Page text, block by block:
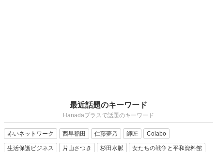
最近話題のキーワード
Hanadaプラスで話題のキーワード
赤いネットワーク 西早稲田 仁藤夢乃 師匠 Colabo
生活保護ビジネス 片山さつき 杉田水脈 女たちの戦争と平和資料館